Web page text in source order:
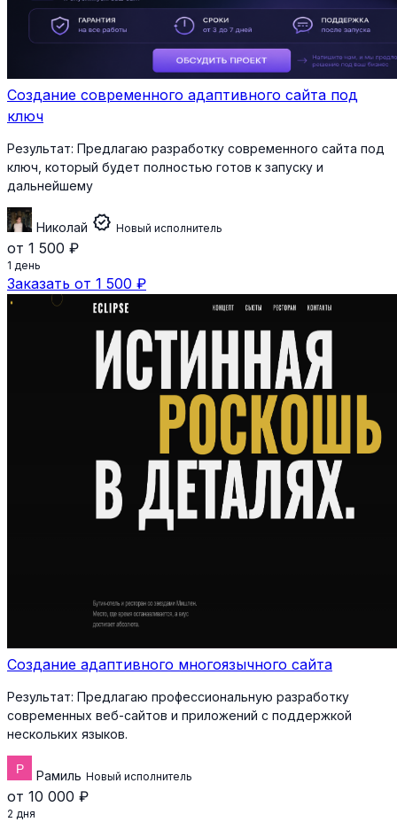
Создание современного адаптивного сайта под
ключ
Результат: Предлагаю разработку современного сайта под
ключ, который будет полностью готов к запуску и
дальнейшему
Николай verified Новый исполнитель
от 1 500 ₽
1 день
Заказать от 1 500 ₽
Создание адаптивного многоязычного сайта
Результат: Предлагаю профессиональную разработку
современных веб-сайтов и приложений с поддержкой
нескольких языков.
Рамиль Новый исполнитель
от 10 000 ₽
2 дня